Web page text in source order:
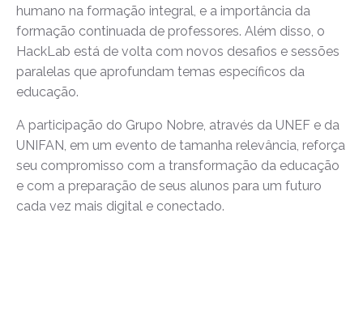
humano na formação integral, e a importância da
formação continuada de professores. Além disso, o
HackLab está de volta com novos desafios e sessões
paralelas que aprofundam temas específicos da
educação.
A participação do Grupo Nobre, através da UNEF e da
UNIFAN, em um evento de tamanha relevância, reforça
seu compromisso com a transformação da educação
e com a preparação de seus alunos para um futuro
cada vez mais digital e conectado.